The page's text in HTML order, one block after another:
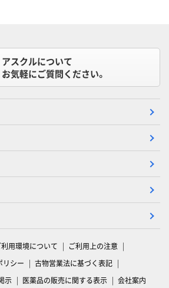
アスクルについて
お気軽にご質問ください。
利用環境について
ご利用上の注意
リシー
古物営業法に基づく表記
示
医薬品の販売に関する表示 会社案内